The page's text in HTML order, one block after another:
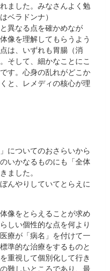
ました。みなさんよく勉
ベラドンナ）
異なる点を確かめなが
像を理解してもらうよう
は、いずれも胃腸（消
そして、細かなことにこ
す。心身の乱れがどこか
と、レメディの核心が理
についてのおさらいから
いかなるものにも「全体
ました。
んやりしていてとらえに
像をとらえることが求め
しい個性的な点を何より
療が「病名」を付けて一
準的な治療をするものと
重視して個別化して行き
難しいところであり、最